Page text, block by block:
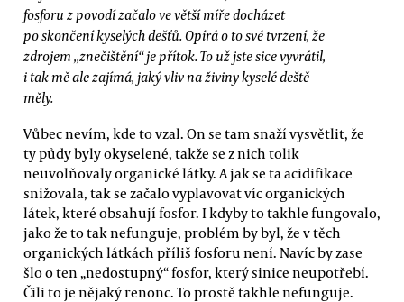
fosforu z povodí začalo ve větší míře docházet
po skončení kyselých dešťů. Opírá o to své tvrzení, že
zdrojem „znečištění“ je přítok. To už jste sice vyvrátil,
i tak mě ale zajímá, jaký vliv na živiny kyselé deště
měly.
Vůbec nevím, kde to vzal. On se tam snaží vysvětlit, že
ty půdy byly okyselené, takže se z nich tolik
neuvolňovaly organické látky. A jak se ta acidifikace
snižovala, tak se začalo vyplavovat víc organických
látek, které obsahují fosfor. I kdyby to takhle fungovalo,
jako že to tak nefunguje, problém by byl, že v těch
organických látkách příliš fosforu není. Navíc by zase
šlo o ten „nedostupný“ fosfor, který sinice neupotřebí.
Čili to je nějaký renonc. To prostě takhle nefunguje.